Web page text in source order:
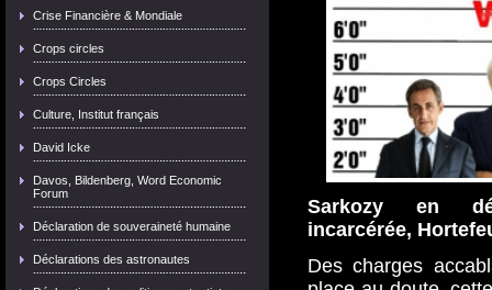
Crise Financière & Mondiale
Crops circles
Crops Circles
Culture, Institut français
David Icke
Davos, Bildenberg, Word Economic
Forum
Déclaration de souveraineté humaine
Déclarations des astronautes
Sarkozy en
incarcérée,
Des charges